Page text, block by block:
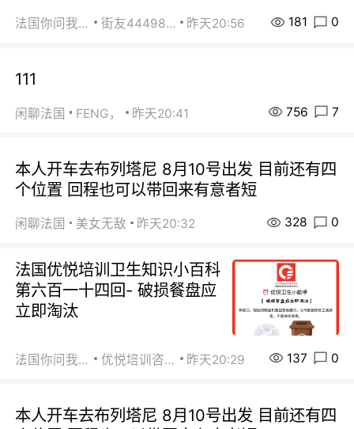
法国你问我答 街友44498484 昨天20:56 181 0
111
闲聊法国 FENG， 昨天20:41 756 7
本人开车去布列塔尼 8月10号出发 目前还有四
个位置 回程也可以带回来有意者短
闲聊法国 美女无敌 昨天20:32 328 0
法国优悦培训卫生知识小百科
第六百一十四回- 破损餐盘应
立即淘汰
法国你问我答 优悦培训咨询 昨天20:29 137 0
本人开车去布列塔尼 8月10号出发 目前还有四